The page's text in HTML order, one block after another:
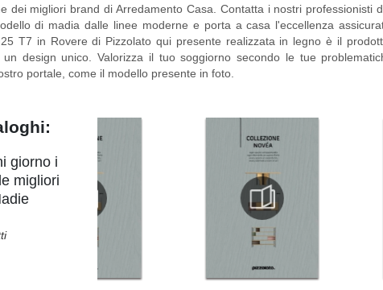
dei migliori brand di Arredamento Casa. Contatta i nostri professionisti
di madia dalle linee moderne e porta a casa l'eccellenza
T7 in Rovere di Pizzolato qui presente realizzata in legno è il
design unico. Valorizza il tuo soggiorno secondo le tue
portale, come il modello presente in foto.
giorno i
migliori